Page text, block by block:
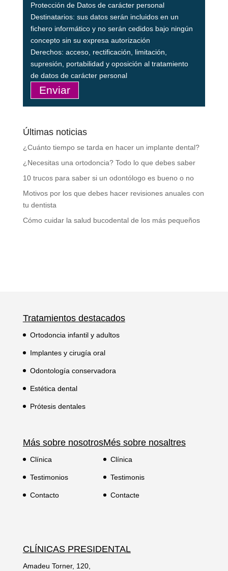
Protección de Datos de carácter personal
Destinatarios: sus datos serán incluidos en un
fichero informático y no serán cedidos bajo ningún
concepto sin su expresa autorización
Derechos: acceso, rectificación, limitación,
supresión, portabilidad y oposición al tratamiento
de datos de carácter personal
Últimas noticias
¿Cuánto tiempo se tarda en hacer un implante dental?
¿Necesitas una ortodoncia? Todo lo que debes saber
10 trucos para saber si un odontólogo es bueno o no
Motivos por los que debes hacer revisiones anuales con
tu dentista
Cómo cuidar la salud bucodental de los más pequeños
Tratamientos destacados
Ortodoncia infantil y adultos
Implantes y cirugía oral
Odontología conservadora
Estética dental
Prótesis dentales
Más sobre nosotros
Clínica
Testimonios
Contacto
Més sobre nosaltres
Clínica
Testimonis
Contacte
CLÍNICAS PRESIDENTAL
Amadeu Torner, 120,